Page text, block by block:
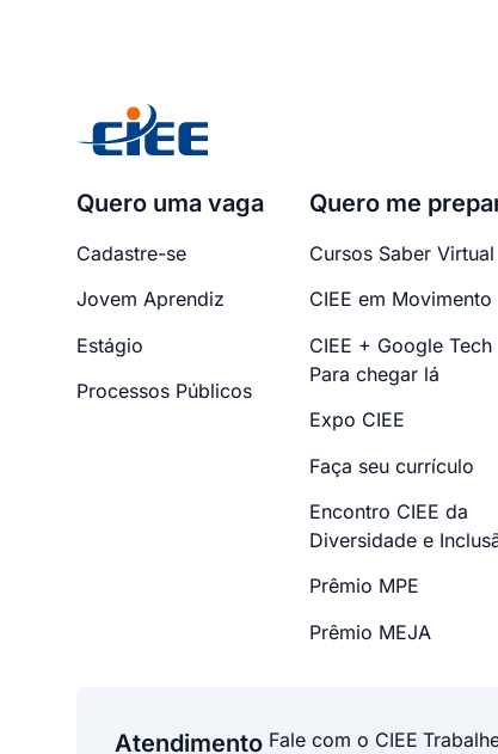
Quero uma vaga
Cadastre-se
Jovem Aprendiz
Estágio
Processos Públicos
Quero me
Cursos Saber Virtual
CIEE em Movimento
CIEE + Google Tech
Para chegar lá
Expo CIEE
Faça seu currículo
Encontro CIEE da
Diversidade e
Prêmio MPE
Prêmio MEJA
Atendimento Fale com o CIEE